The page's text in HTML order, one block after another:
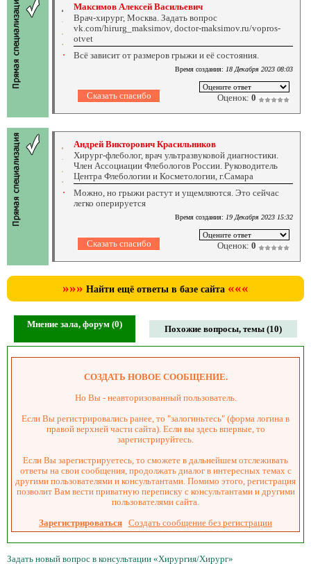
Максимов Алексей Васильевич
Врач-хирург, Москва. Задать вопрос
vk.com/hirurg_maksimov, doctor-maksimov.ru/vopros-
otvet
Всё зависит от размеров грыжи и её состояния.
Время создания: 18 Декабря 2023 08:03
Оценок: 0
Андрей Викторович Красильников
Хирург-флеболог, врач ультразвуковой диагностики.
Член Ассоциации Флебологов России. Руководитель
Центра Флебологии и Косметологии, г.Самара
Можно, но грыжи растут и ущемляются. Это сейчас
легко оперируется
Время создания: 19 Декабря 2023 15:32
Оценок: 0
»»» Найти ещё ответы в базе сайта «««
Мнение зала, форум (0) Похожие вопросы, темы (10)
СОЗДАТЬ НОВОЕ СООБЩЕНИЕ.
Но Вы - неавторизованный пользователь.
Если Вы регистрировались ранее, то "залогиньтесь" (форма логина в
правой верхней части сайта). Если вы здесь впервые, то
зарегистрируйтесь.
Если Вы зарегистрируетесь, то сможете в дальнейшем отслеживать
ответы на свои сообщения, продолжать диалог в интересных темах с
другими пользователями и консультантами. Помимо этого, регистрация
позволит Вам вести приватную переписку с консультантами и другими
пользователями сайта.
Зарегистрироваться Создать сообщение без регистрации
Задать новый вопрос в консультации «Хирургия/Хирург»